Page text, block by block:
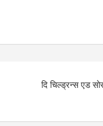
दि चिल्ड्रन्स एड